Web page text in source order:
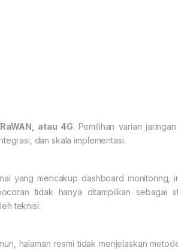
atau 4G. Pemilihan varian
dan skala implementasi.
yang mencakup dashboard monitoring,
tidak hanya ditampilkan sebagai
teknisi.
halaman resmi tidak menjelaskan